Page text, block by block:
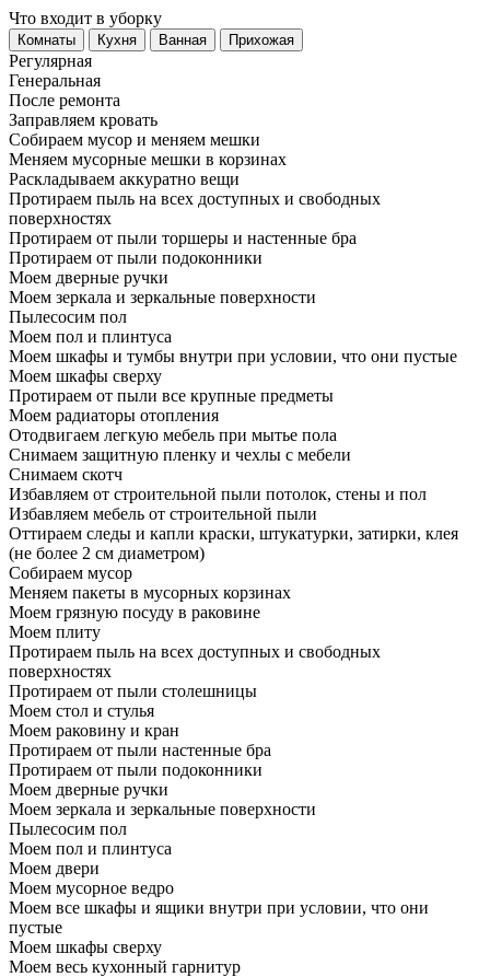
Что входит в уборку
Регу­лярная
Гене­ральная
После ремонта
Заправляем кровать
Собираем мусор и меняем мешки
Меняем мусорные мешки в корзинах
Раскладываем аккуратно вещи
Протираем пыль на всех доступных и свободных
поверхностях
Протираем от пыли торшеры и настенные бра
Протираем от пыли подоконники
Моем дверные ручки
Моем зеркала и зеркальные поверхности
Пылесосим пол
Моем пол и плинтуса
Моем шкафы и тумбы внутри при условии, что они пустые
Моем шкафы сверху
Протираем от пыли все крупные предметы
Моем радиаторы отопления
Отодвигаем легкую мебель при мытье пола
Снимаем защитную пленку и чехлы с мебели
Снимаем скотч
Избавляем от строительной пыли потолок, стены и пол
Избавляем мебель от строительной пыли
Оттираем следы и капли краски, штукатурки, затирки, клея
(не более 2 см диаметром)
Собираем мусор
Меняем пакеты в мусорных корзинах
Моем грязную посуду в раковине
Моем плиту
Протираем пыль на всех доступных и свободных
поверхностях
Протираем от пыли столешницы
Моем стол и стулья
Моем раковину и кран
Протираем от пыли настенные бра
Протираем от пыли подоконники
Моем дверные ручки
Моем зеркала и зеркальные поверхности
Пылесосим пол
Моем пол и плинтуса
Моем двери
Моем мусорное ведро
Моем все шкафы и ящики внутри при условии, что они
пустые
Моем шкафы сверху
Моем весь кухонный гарнитур